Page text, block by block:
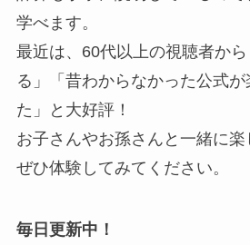
学べます。
最近は、60代以上の視聴者か
る」「昔わからなかった公式が
た」と大好評！
お子さんやお孫さんと一緒に楽
ぜひ体験してみてください。
毎日更新中！